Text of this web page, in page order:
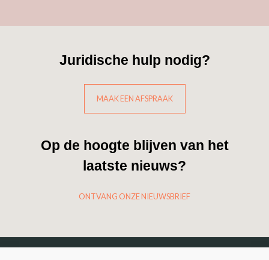
Juridische hulp nodig?
MAAK EEN AFSPRAAK
Op de hoogte blijven van het
laatste nieuws?
ONTVANG ONZE NIEUWSBRIEF